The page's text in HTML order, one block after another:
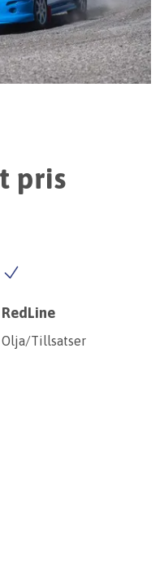
pris
RedLine
Olja/Tillsatser